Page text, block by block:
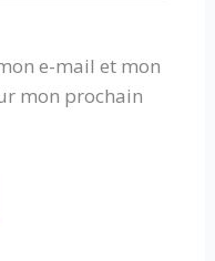
e-mail et mon
mon prochain